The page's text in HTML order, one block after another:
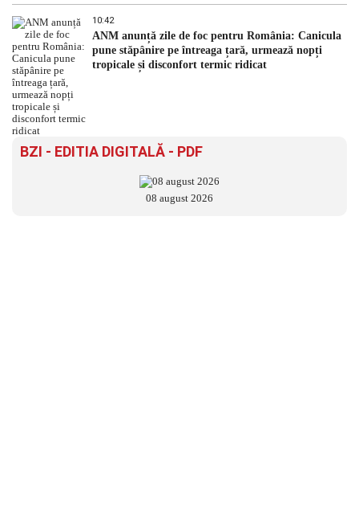
10:42
ANM anunță zile de foc pentru România: Canicula
pune stăpânire pe întreaga țară, urmează nopți
tropicale și disconfort termic ridicat
BZI - EDITIA DIGITALĂ - PDF
08 august 2026